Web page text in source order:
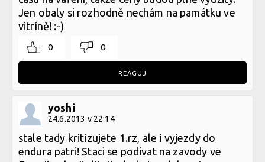
Jen obaly si rozhodně nechám na památku ve
vitríně! :-)
0 0
REAGUJ
yoshi
24.6.2013 v 22:14
stale tady kritizujete 1.rz, ale i vyjezdy do
endura patri! Staci se podivat na zavody ve